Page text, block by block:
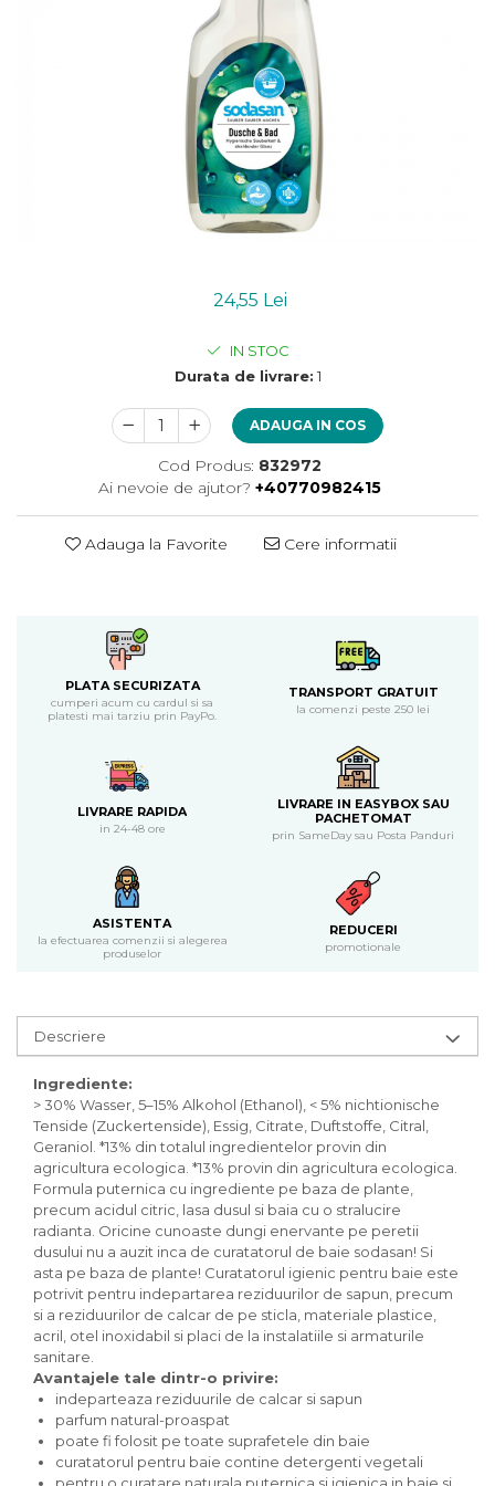
Ciocolata, cacao si cafea
Condimente si supe bio
Dulceata si creme bio
Compoturi bio
Creme bio din nuci si alune
Gemuri si dulceata bio
Piure bio din fructe
Dulciuri si batoane bio
Bomboane bio
Guma de mestecat bio
Jeleuri bio
Fructe, nuci, alune si seminte
Nuci si alune bio
Seminte bio pentru germinat
Ingrediente patiserie bio
Budinca bio
Ingrediente bio pentru copt
Masline bio si antipasti
Antipasti bio
Masline bio
Pesto bio
Musli si terci
Fulgi din cereale bio
Musli bio
Terci bio
Orez bio si leguminoase
Legume bio
Legume bio in conserva
Orez bio
Paste si fidea
Paste bio din emmer
Paste bio din grau
Paste bio din spelta
24,55 Lei
IN STOC
Durata de livrare: 1
ADAUGA IN COS
Cod Produs: 832972
Ai nevoie de ajutor? +40770982415
Adauga la Favorite Cere informatii
PLATA SECURIZATA
cumperi acum cu cardul si sa
platesti mai tarziu prin PayPo.
TRANSPORT GRATUIT
la comenzi peste 250 lei
LIVRARE RAPIDA
in 24-48 ore
LIVRARE IN EASYBOX SAU
PACHETOMAT
prin SameDay sau Posta Panduri
ASISTENTA
la efectuarea comenzii si alegerea
produselor
REDUCERI
promotionale
Descriere
Ingrediente:
> 30% Wasser, 5–15% Alkohol (Ethanol), < 5% nichtionische
Tenside (Zuckertenside), Essig, Citrate, Duftstoffe, Citral,
Geraniol. *13% din totalul ingredientelor provin din
agricultura ecologica. *13% provin din agricultura ecologica.
Formula puternica cu ingrediente pe baza de plante,
precum acidul citric, lasa dusul si baia cu o stralucire
radianta. Oricine cunoaste dungi enervante pe peretii
dusului nu a auzit inca de curatatorul de baie sodasan! Si
asta pe baza de plante! Curatatorul igienic pentru baie este
potrivit pentru indepartarea reziduurilor de sapun, precum
si a reziduurilor de calcar de pe sticla, materiale plastice,
acril, otel inoxidabil si placi de la instalatiile si armaturile
sanitare.
Avantajele tale dintr-o privire:
indeparteaza reziduurile de calcar si sapun
parfum natural-proaspat
poate fi folosit pe toate suprafetele din baie
curatatorul pentru baie contine detergenti vegetali